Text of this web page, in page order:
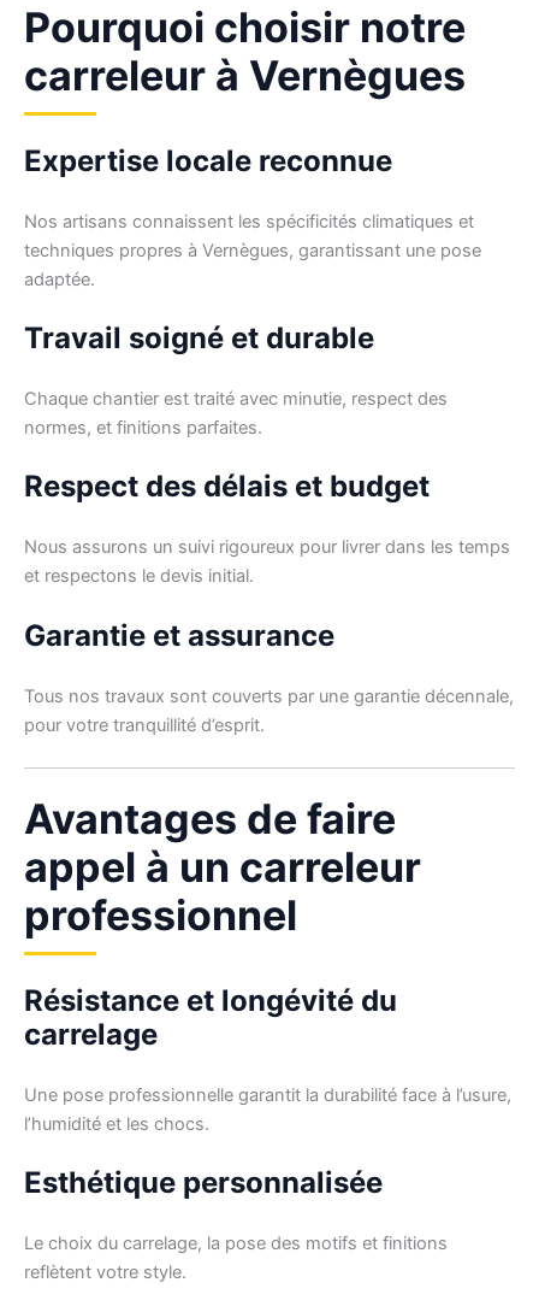
Pourquoi choisir notre
carreleur à Vernègues
Expertise locale reconnue
Nos artisans connaissent les spécificités climatiques et
techniques propres à Vernègues, garantissant une pose
adaptée.
Travail soigné et durable
Chaque chantier est traité avec minutie, respect des
normes, et finitions parfaites.
Respect des délais et budget
Nous assurons un suivi rigoureux pour livrer dans les temps
et respectons le devis initial.
Garantie et assurance
Tous nos travaux sont couverts par une garantie décennale,
pour votre tranquillité d’esprit.
Avantages de faire
appel à un carreleur
professionnel
Résistance et longévité du
carrelage
Une pose professionnelle garantit la durabilité face à l’usure,
l’humidité et les chocs.
Esthétique personnalisée
Le choix du carrelage, la pose des motifs et finitions
reflètent votre style.